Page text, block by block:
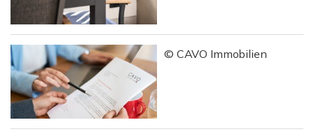
© CAVO Immobilien